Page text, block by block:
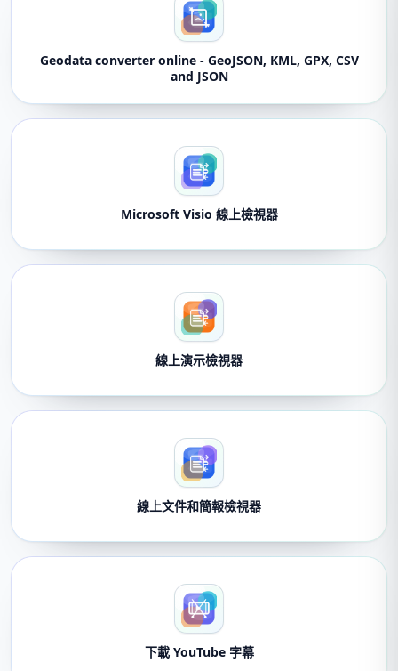
Geodata converter online - GeoJSON, KML, GPX, CSV
and JSON
Microsoft Visio 線上檢視器
線上演示檢視器
線上文件和簡報檢視器
下載 YouTube 字幕